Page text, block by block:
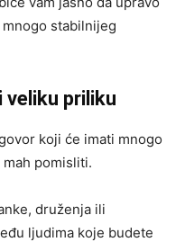
stabilnijeg
veliku priliku
koji će imati mnogo
pomisliti.
druženja ili
ljudima koje budete